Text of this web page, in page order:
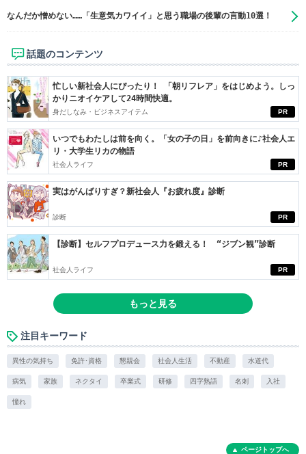
なんだか憎めない……「生意気カワイイ」と思う職場の後輩の言動10選！
話題のコンテンツ
PR
忙しい新社会人にぴったり！ 「朝リフレア」をはじめよう。しっ
かりニオイケアして24時間快適。
身だしなみ・ビジネスアイテム
PR
いつでもわたしは前を向く。「女の子の日」を前向きに♪社会人エ
リ・大学生リカの物語
社会人ライフ
PR
実はがんばりすぎ？新社会人『お疲れ度』診断
診断
PR
【診断】セルフプロデュース力を鍛える！ “ジブン観”診断
社会人ライフ
もっと見る
注目キーワード
異性の気持ち 免許･資格 懇親会 社会人生活 不動産 水道代
病気 家族 ネクタイ 卒業式 研修 四字熟語 名刺 入社
憧れ
ページトップへ